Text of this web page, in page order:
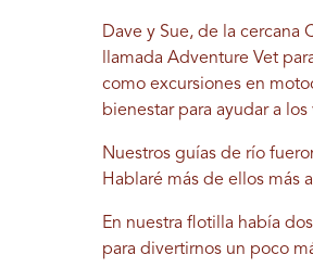
Dave y Sue, de la cercana
llamada Adventure Vet
como excursiones en
bienestar para ayudar a
Nuestros guías de río
Hablaré más de ellos más
En nuestra flotilla había
para divertirnos un poco